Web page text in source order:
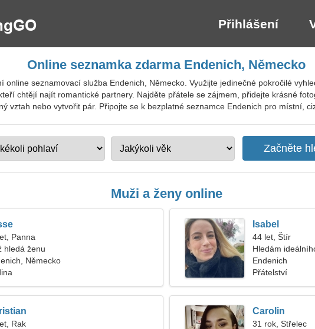
Přihlášení
Online seznamka zdarma Endenich, Německo
online seznamovací služba Endenich, Německo. Využijte jedinečné pokročilé
chtějí najít romantické partnery. Najděte přátele se zájmem, přidejte krásné
vztah nebo vytvořit pár. Připojte se k bezplatné seznamce Endenich pro místní,
Muži a ženy online
Panna
hledá ženu
Německo
Isabel
44 let, Štír
Hledám
Endenich
Přátelství
Rak
Carolin
31 rok, Střelec